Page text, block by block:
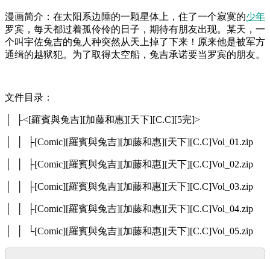
漫画简介：在太阳系边陲的一颗星体上，住了一个寂寞的少年
罗宾，每天都过着孤伶伶的日子，期待有朋友出现。某天，一
个叫宇佐兔吉的兔人种突然从天上掉了下来！原来他是被军方
通缉的越狱犯。为了取得太空船，兔吉承诺要当罗宾的朋友。
文件目录：
│ ├<[羅賓與兔吉][加藤和惠][天下][C.C][5完]>
│ │ ├[Comic][羅賓與兔吉][加藤和惠][天下][C.C]Vol_01.zip
│ │ ├[Comic][羅賓與兔吉][加藤和惠][天下][C.C]Vol_02.zip
│ │ ├[Comic][羅賓與兔吉][加藤和惠][天下][C.C]Vol_03.zip
│ │ ├[Comic][羅賓與兔吉][加藤和惠][天下][C.C]Vol_04.zip
│ │ └[Comic][羅賓與兔吉][加藤和惠][天下][C.C]Vol_05.zip